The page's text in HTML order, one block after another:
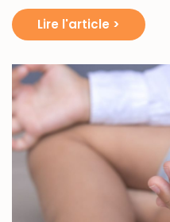
Lire l'article >